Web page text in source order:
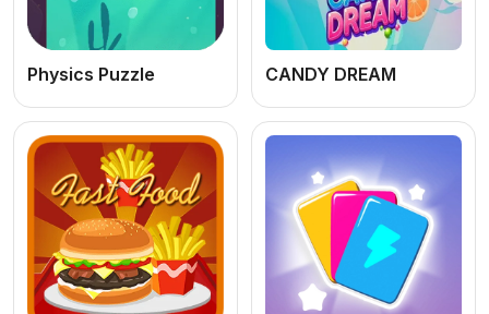
Physics Puzzle CANDY DREAM